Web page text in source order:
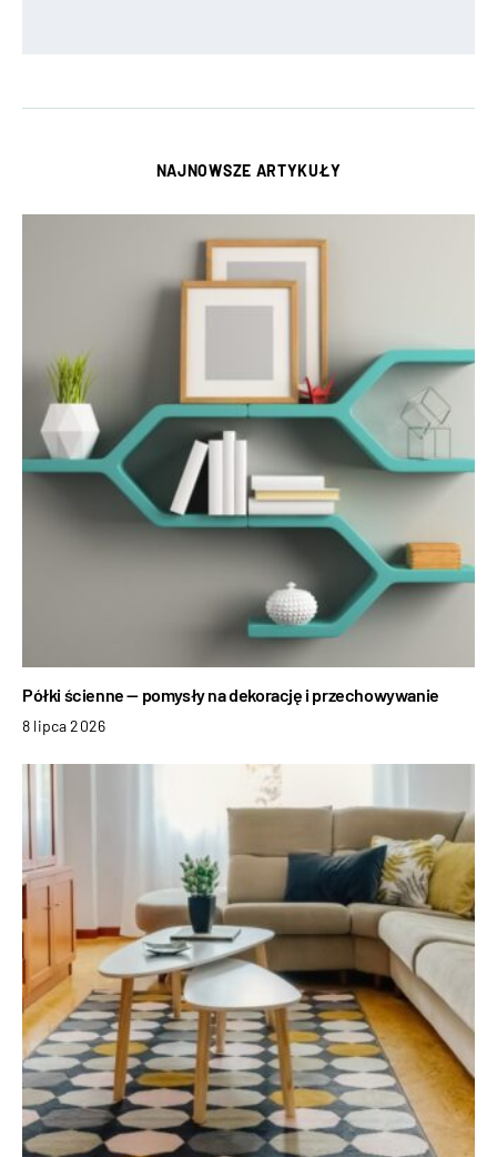
NAJNOWSZE ARTYKUŁY
Półki ścienne — pomysły na dekorację i przechowywanie
8 lipca 2026